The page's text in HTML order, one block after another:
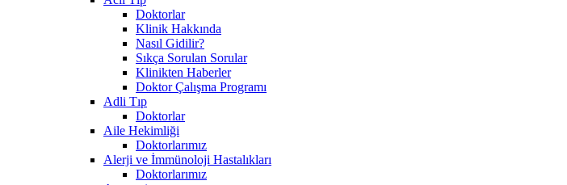
Doktorlar
Klinik Hakkında
Nasıl Gidilir?
Sıkça Sorulan Sorular
Klinikten Haberler
Doktor Çalışma Programı
Adli Tıp
Doktorlar
Aile Hekimliği
Doktorlarımız
Alerji ve İmmünoloji Hastalıkları
Doktorlarımız